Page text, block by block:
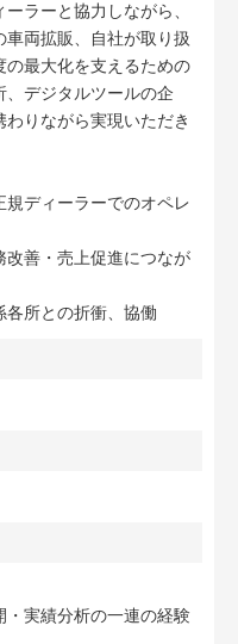
ラーと協力しながら、
両拡販、自社が取り扱
の最大化を支えるための
デジタルツールの企
りながら実現いただき
規ディーラーでのオペレ
改善・売上促進につなが
各所との折衝、協働
・実績分析の一連の経験